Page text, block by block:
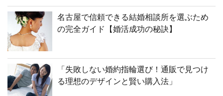
名古屋で信頼できる結婚相談所を選ぶため
の完全ガイド【婚活成功の秘訣】
「失敗しない婚約指輪選び！通販で見つけ
る理想のデザインと賢い購入法」